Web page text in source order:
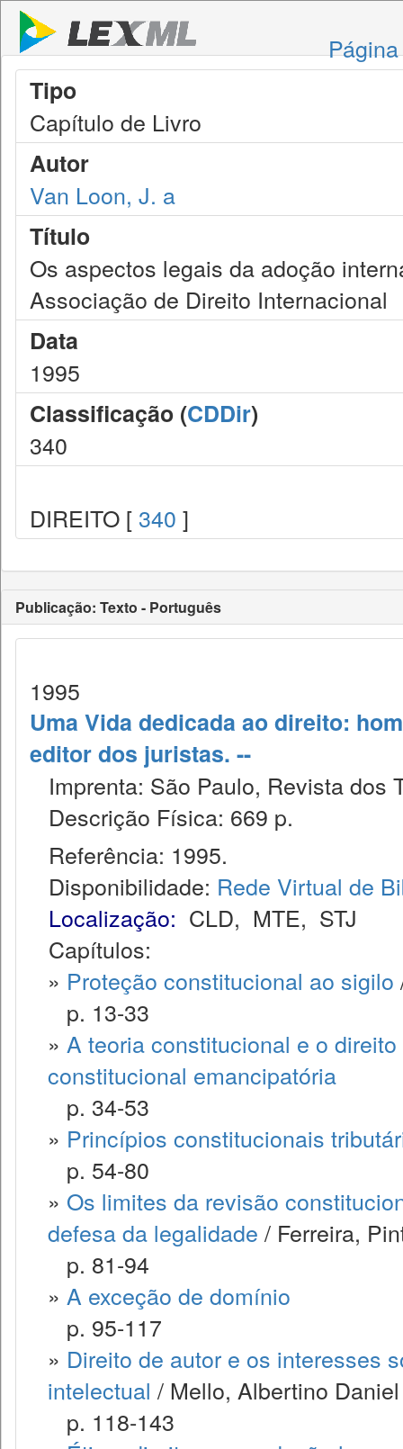
Tipo
Capítulo de Livro
Autor
Van Loon, J. a
Título
Os aspectos legais da adoção
Associação de Direito Internacional
Data
1995
Classificação (CDDir)
340
DIREITO [ 340 ]
Publicação: Texto - Português
1995
Uma Vida dedicada ao direito:
editor dos juristas. --
Imprenta: São Paulo, Revista dos
Descrição Física: 669 p.
Referência: 1995.
Disponibilidade: Rede Virtual de
Localização: CLD, MTE, STJ
Capítulos:
» Proteção constitucional ao sigilo
p. 13-33
» A teoria constitucional e o
constitucional emancipatória
p. 34-53
» Princípios constitucionais
p. 54-80
» Os limites da revisão
defesa da legalidade / Ferreira,
p. 81-94
» A exceção de domínio
p. 95-117
» Direito de autor e os interesses
intelectual / Mello, Albertino
p. 118-143